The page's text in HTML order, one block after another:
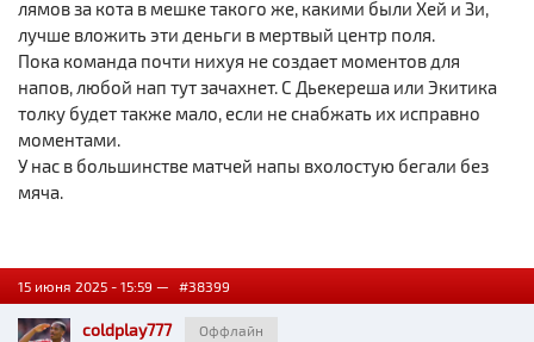
лямов за кота в мешке такого же, какими были Хей и Зи,
лучше вложить эти деньги в мертвый центр поля.
Пока команда почти нихуя не создает моментов для
напов, любой нап тут зачахнет. С Дьекереша или Экитика
толку будет также мало, если не снабжать их исправно
моментами.
У нас в большинстве матчей напы вхолостую бегали без
мяча.
15 июня 2025 - 15:59 — #38399
coldplay777
Оффлайн